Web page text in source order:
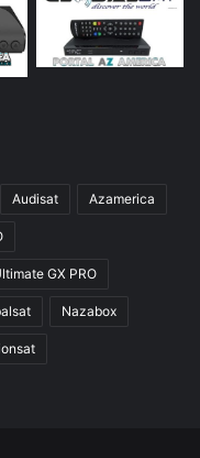
Audisat Azamerica
GX PRO
Nazabox